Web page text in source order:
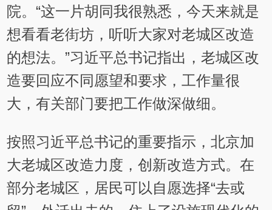
院。“这一片胡同我很熟悉，今天来就是
想看看老街坊，听听大家对老城区改造
的想法。”习近平总书记指出，老城区改
造要回应不同愿望和要求，工作量很
大，有关部门要把工作做深做细。
按照习近平总书记的重要指示，北京加
大老城区改造力度，创新改造方式。在
部分老城区，居民可以自愿选择“去或